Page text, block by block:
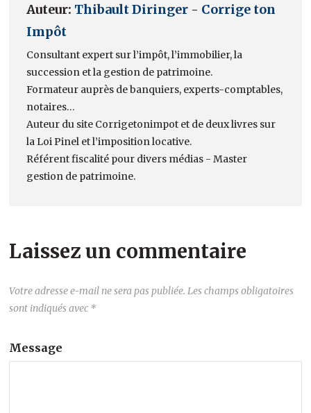
Auteur: Thibault Diringer - Corrige ton
Impôt
Consultant expert sur l’impôt, l’immobilier, la
succession et la gestion de patrimoine.
Formateur auprès de banquiers, experts-comptables,
notaires…
Auteur du site Corrigetonimpot et de deux livres sur
la Loi Pinel et l’imposition locative.
Référent fiscalité pour divers médias - Master
gestion de patrimoine.
Laissez un commentaire
Votre adresse e-mail ne sera pas publiée. Les champs obligatoires
sont indiqués avec *
Message